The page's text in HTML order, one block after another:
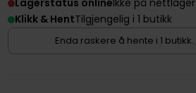
Lagerstatus onlineIkke på nettlager
Klikk & HentTilgjengelig i 1 butikk
Enda raskere å hente i 1 butikk.